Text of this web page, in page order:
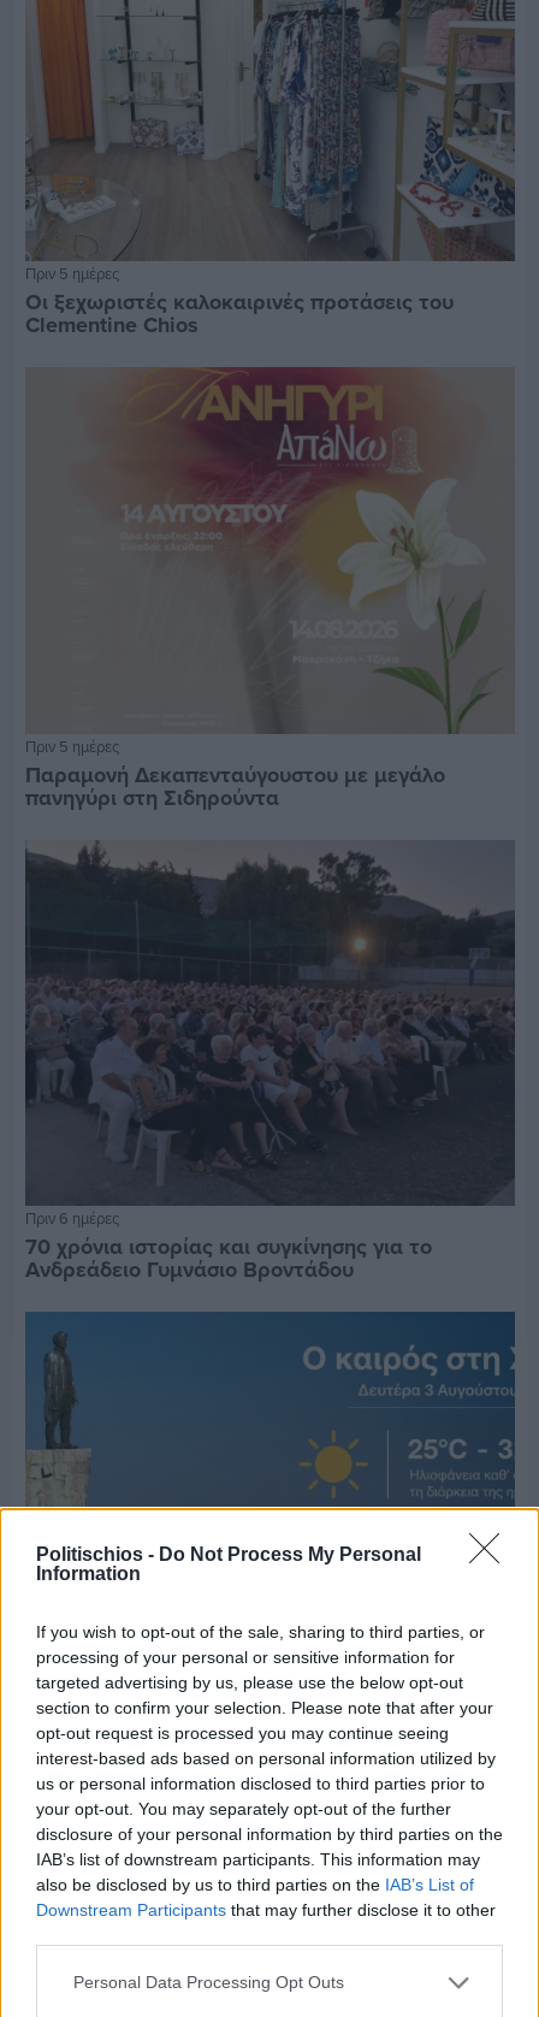
Politischios - Do Not Process My Personal
Information
If you wish to opt-out of the sale, sharing to third parties, or
processing of your personal or sensitive information for
targeted advertising by us, please use the below opt-out
section to confirm your selection. Please note that after your
opt-out request is processed you may continue seeing
interest-based ads based on personal information utilized by
us or personal information disclosed to third parties prior to
your opt-out. You may separately opt-out of the further
disclosure of your personal information by third parties on the
IAB’s list of downstream participants. This information may
also be disclosed by us to third parties on the IAB’s List of
Downstream Participants that may further disclose it to other
Personal Data Processing Opt Outs
Πριν 5 ημέρες
Οι ξεχωριστές καλοκαιρινές προτάσεις του
Clementine Chios
Πριν 5 ημέρες
Παραμονή Δεκαπενταύγουστου με μεγάλο
πανηγύρι στη Σιδηρούντα
Πριν 6 ημέρες
70 χρόνια ιστορίας και συγκίνησης για το
Ανδρεάδειο Γυμνάσιο Βροντάδου
Πριν 6 ημέρες
Ο καιρός στη Χίο, σήμερα 3 Αυγούστου 2026
Διαφήμιση